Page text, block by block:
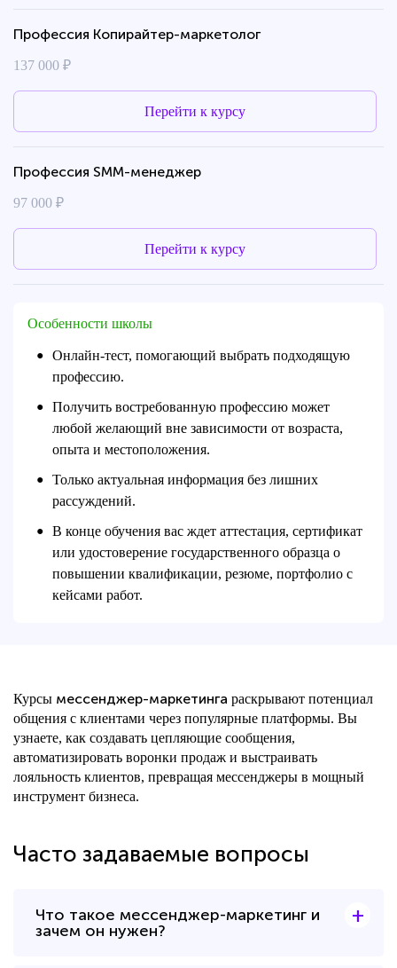
Профессия Копирайтер-маркетолог
137 000 ₽
Перейти к курсу
Профессия SMM-менеджер
97 000 ₽
Перейти к курсу
Особенности школы
●
Онлайн-тест, помогающий выбрать подходящую
профессию.
●
Получить востребованную профессию может
любой желающий вне зависимости от возраста,
опыта и местоположения.
●
Только актуальная информация без лишних
рассуждений.
●
В конце обучения вас ждет аттестация, сертификат
или удостоверение государственного образца о
повышении квалификации, резюме, портфолио с
кейсами работ.
Курсы мессенджер-маркетинга раскрывают потенциал
общения с клиентами через популярные платформы. Вы
узнаете, как создавать цепляющие сообщения,
автоматизировать воронки продаж и выстраивать
лояльность клиентов, превращая мессенджеры в мощный
инструмент бизнеса.
Часто задаваемые вопросы
Что такое мессенджер-маркетинг и
зачем он нужен?
+